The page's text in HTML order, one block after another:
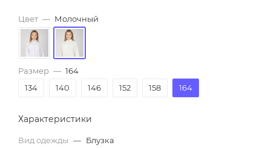
Цвет — Молочный
Размер — 164
134
140 146 152 158 164
Характеристики
Вид одежды — Блузка